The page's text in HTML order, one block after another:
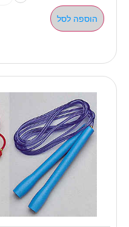
הוספה לסל